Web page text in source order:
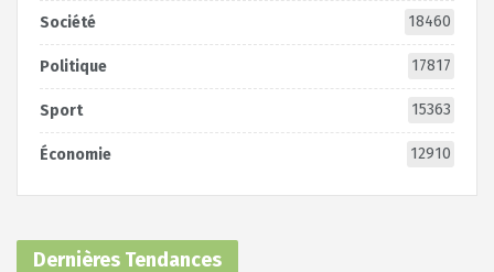
Société 18460
Politique 17817
Sport 15363
Économie 12910
Dernières Tendances